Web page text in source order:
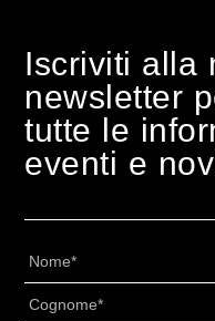
Iscriviti alla
newsletter
tutte le
eventi e